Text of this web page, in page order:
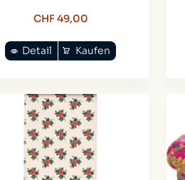
CHF 49,00
Kaufen
Detail